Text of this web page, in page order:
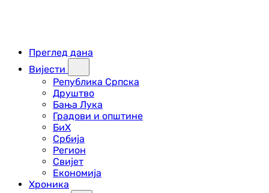
Преглед дана
Вијести
Република Српска
Друштво
Бања Лука
Градови и општине
БиХ
Србија
Регион
Свијет
Економија
Хроника